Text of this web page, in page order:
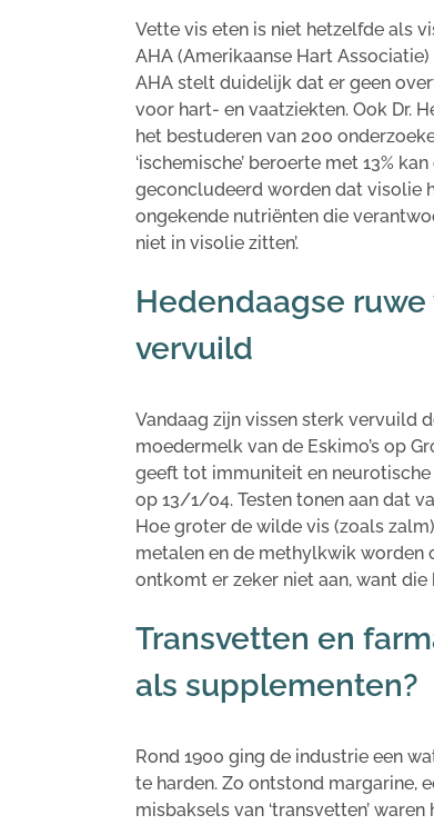
Vette vis eten is niet hetzelfde als
AHA (Amerikaanse Hart
AHA stelt duidelijk dat er geen
voor hart- en vaatziekten. Ook Dr.
het bestuderen van 200
‘ischemische’ beroerte met 13%
geconcludeerd worden dat visolie
ongekende nutriënten die
niet in visolie zitten’.
Hedendaagse
vervuild
Vandaag zijn vissen sterk vervuild
moedermelk van de Eskimo’s op
geeft tot immuniteit en
op 13/1/04. Testen tonen aan dat
Hoe groter de wilde vis (zoals
metalen en de methylkwik worden
ontkomt er zeker niet aan, want
Transvetten en
als supplementen?
Rond 1900 ging de industrie een
te harden. Zo ontstond margarine,
misbaksels van ‘transvetten’